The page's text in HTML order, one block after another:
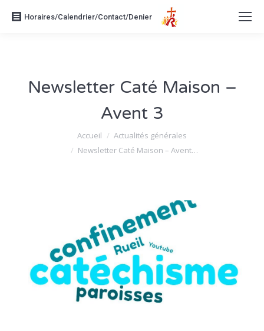
Horaires/Calendrier/Contact/Denier
Newsletter Caté Maison –
Avent 3
Accueil
Actualités générales
Newsletter Caté Maison – Avent…